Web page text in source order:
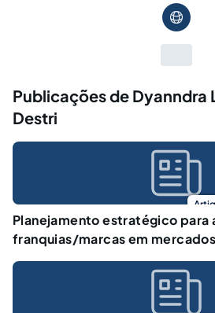
Publicações de Dyanndra
Destri
Planejamento estratégico para
franquias/marcas em